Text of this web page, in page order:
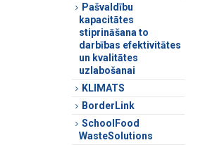
Pašvaldību
kapacitātes
stiprināšana to
darbības efektivitātes
un kvalitātes
uzlabošanai
KLIMATS
BorderLink
SchoolFood
WasteSolutions